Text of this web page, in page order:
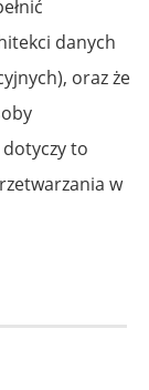
danych
oraz że
to
w